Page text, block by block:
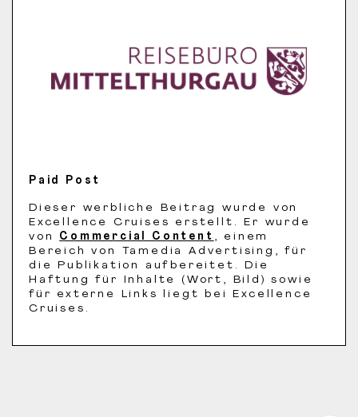
Paid Post
Dieser werbliche Beitrag wurde von
Excellence Cruises erstellt. Er wurde
von Commercial Content , einem
Bereich von Tamedia Advertising, für
die Publikation aufbereitet. Die
Haftung für Inhalte (Wort, Bild) sowie
für externe Links liegt bei Excellence
Cruises.